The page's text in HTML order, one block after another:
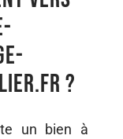
?
un bien à